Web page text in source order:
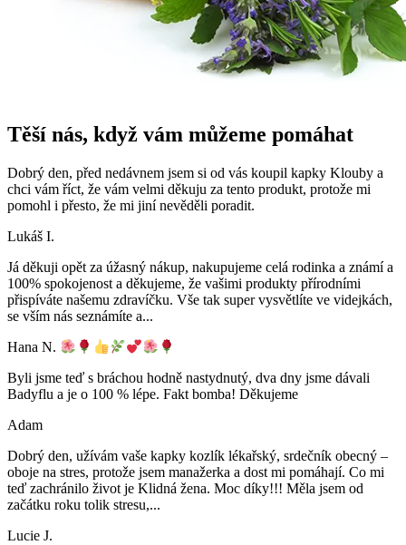
Těší nás, když vám můžeme pomáhat
Dobrý den, před nedávnem jsem si od vás koupil kapky Klouby a
chci vám říct, že vám velmi děkuju za tento produkt, protože mi
pomohl i přesto, že mi jiní nevěděli poradit.
Lukáš I.
Já děkuji opět za úžasný nákup, nakupujeme celá rodinka a známí a
100% spokojenost a děkujeme, že vašimi produkty přírodními
přispíváte našemu zdravíčku. Vše tak super vysvětlíte ve videjkách,
se vším nás seznámíte a...
Hana N.
Byli jsme teď s bráchou hodně nastydnutý, dva dny jsme dávali
Badyflu a je o 100 % lépe. Fakt bomba! Děkujeme
Adam
Dobrý den, užívám vaše kapky kozlík lékařský, srdečník obecný –
oboje na stres, protože jsem manažerka a dost mi pomáhají. Co mi
teď zachránilo život je Klidná žena. Moc díky!!! Měla jsem od
začátku roku tolik stresu,...
Lucie J.